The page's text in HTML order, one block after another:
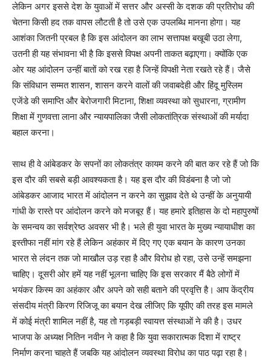
लेकिन अगर इससे देश के युवाओं में सत्तर और अस्सी के दशक की प्रतिरोध की
चेतना किसी हद तक वापस लौटती है तो उसे एक उपलब्धि मानना होगा। यह
आशंका जितनी प्रबल है कि इस आंदोलन का लाभ सत्तापक्ष बखूबी उठा लेगा,
उतनी ही यह संभावना भी है कि इससे विपक्ष अपनी ताकत बढ़ाएगा। क्योंकि एक
ओर यह आंदोलन उन्हीं बातों को रख रहा है जिन्हें विपक्षी नेता रखते रहे हैं। जैसे
कि संविधान सम्मत शासन, शासन करने वालों की जवाबदेही और हिंदू मुस्लिम
एजेंडे की समाप्ति और बेरोजगारी मिटाना, शिक्षा व्यवस्था को सुधारना, ग्रामीण
शिक्षा में गुणवत्ता लाना और न्यायपालिका जैसी लोकतांत्रिक संस्थाओं की मर्यादा
बहाल करना।
साथ ही वे आंबेडकर के सपनों का लोकतंत्र कायम करने की बात कर रहे हैं जो कि
इस दौर की सबसे बड़ी आवश्यकता है। यह इस दौर की विडंबना है जो जो
आंबेडकर आजाद भारत में आंदोलन न करने का सुझाव देते थे उन्हीं के अनुयायी
गांधी के रास्ते पर आंदोलन करने को मजबूर हैं। यह हमारे इतिहास के दो महापुरुषों
के समन्वय का सर्वश्रेष्ठ अवसर भी है। भले ही युवा भारत के मुख्य न्यायाधीश का
इस्तीफा नहीं मांग रहे हैं लेकिन अहंकार में दिए गए एक बयान के कारण उनका
भारत से लंदन तक जो माखौल उड़ रहा है और विरोध हो रहा, उसे उन्हें समझना
चाहिए। दूसरी ओर हमें यह नहीं भूलना चाहिए कि इस सरकार मैं बैठे लोगों में
भयंकर किस्म का अहंकार और अपने को सही बताने की प्रवृत्ति है। आप केंद्रीय
संसदीय मंत्री किरण रिजिजू का बयान देख लीजिए कि यूपीए की तरह इस मामले
में कोई मंत्री शामिल नहीं है, यह तो गड़बड़ी स्वायत्त संस्थाओं ने की है। उधर
भाजपा के अध्यक्ष नितिन नवीन ने कहा है कि युवा सकारात्मक दिशा में राष्ट्र
निर्माण करना चाहते हैं जबकि यह आंदोलन व्यवस्था विरोध का पाठ पढ़ा रहा है।